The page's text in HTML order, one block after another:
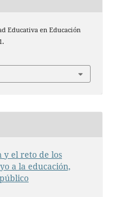
Educativa en Educación
y el reto de los
a la educación,